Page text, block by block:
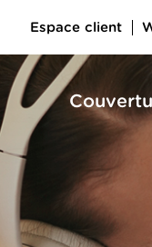
Espace client